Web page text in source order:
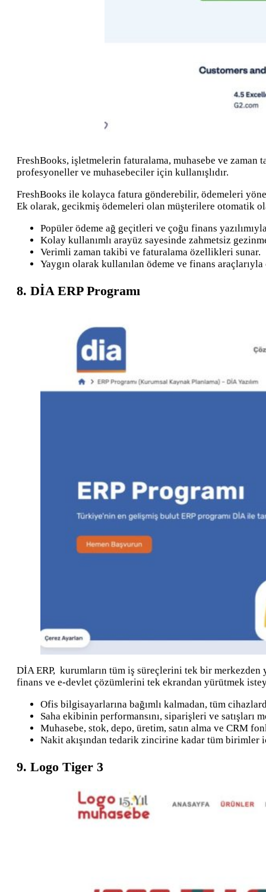
FreshBooks, işletmelerin faturalama, muhasebe ve
profesyoneller ve muhasebeciler için kullanışlıdır.
FreshBooks ile kolayca fatura gönderebilir, ödemeleri
Ek olarak, gecikmiş ödemeleri olan müşterilere otomatik
Popüler ödeme ağ geçitleri ve çoğu finans
Kolay kullanımlı arayüz sayesinde zahmetsiz
Verimli zaman takibi ve faturalama özellikleri sunar.
Yaygın olarak kullanılan ödeme ve finans
8. DİA ERP Programı
DİA ERP, kurumların tüm iş süreçlerini tek bir merkezden
finans ve e-devlet çözümlerini tek ekrandan yürütmek
Ofis bilgisayarlarına bağımlı kalmadan, tüm
Saha ekibinin performansını, siparişleri ve satışları
Muhasebe, stok, depo, üretim, satın alma ve CRM
Nakit akışından tedarik zincirine kadar tüm birimler
9. Logo Tiger 3